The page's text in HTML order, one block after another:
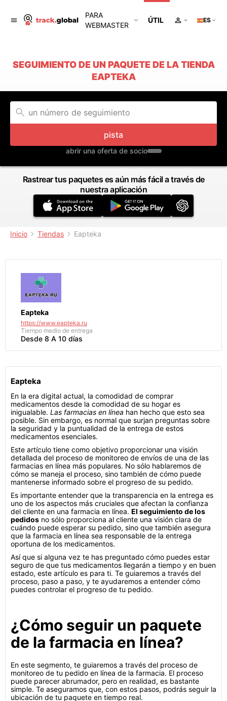
PARA
WEBMASTER
ÚTIL ES
SEGUIMIENTO DE UN PAQUETE DE LA TIENDA
EAPTEKA
pista
abrir una oferta de socio
Rastrear tus paquetes es aún más fácil a través de
nuestra aplicación
Inicio Tiendas Eapteka
Eapteka
https://www.eapteka.ru
Tiempo medio de entrega
Desde 8 A 10 días
Eapteka
En la era digital actual, la comodidad de comprar
medicamentos desde la comodidad de su hogar es
inigualable. Las farmacias en línea han hecho que esto sea
posible. Sin embargo, es normal que surjan preguntas sobre
la seguridad y la puntualidad de la entrega de estos
medicamentos esenciales.
Este artículo tiene como objetivo proporcionar una visión
detallada del proceso de monitoreo de envíos de una de las
farmacias en línea más populares. No sólo hablaremos de
cómo se maneja el proceso, sino también de cómo puede
mantenerse informado sobre el progreso de su pedido.
Es importante entender que la transparencia en la entrega es
uno de los aspectos más cruciales que afectan la confianza
del cliente en una farmacia en línea. El seguimiento de los
pedidos no sólo proporciona al cliente una visión clara de
cuándo puede esperar su pedido, sino que también asegura
que la farmacia en línea sea responsable de la entrega
oportuna de los medicamentos.
Así que si alguna vez te has preguntado cómo puedes estar
seguro de que tus medicamentos llegarán a tiempo y en buen
estado, este artículo es para ti. Te guiaremos a través del
proceso, paso a paso, y te ayudaremos a entender cómo
puedes controlar el progreso de tu pedido.
¿Cómo seguir un paquete
de la farmacia en línea?
En este segmento, te guiaremos a través del proceso de
monitoreo de tu pedido en línea de la farmacia. El proceso
puede parecer abrumador, pero en realidad, es bastante
simple. Te aseguramos que, con estos pasos, podrás seguir la
ubicación de tu paquete en tiempo real.